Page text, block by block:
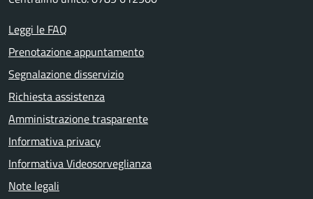
Leggi le FAQ
Prenotazione appuntamento
Segnalazione disservizio
Richiesta assistenza
Amministrazione trasparente
Informativa privacy
Informativa Videosorveglianza
Note legali